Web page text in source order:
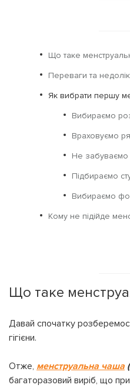
Що таке
Переваги та
Як вибрати першу
Вибираємо
Враховуємо
Не забуваємо
Підбираємо
Вибираємо
Кому не підійде
Що таке
Давай спочатку
гігієни.
Отже, менструальна чаша
багаторазовий виріб, що